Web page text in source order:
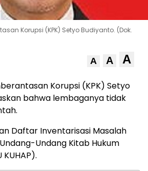
Korupsi (KPK) Setyo Budiyanto. (Dok.
A A A
Korupsi (KPK) Setyo
bahwa lembaganya tidak
Daftar Inventarisasi Masalah
Undang Kitab Hukum